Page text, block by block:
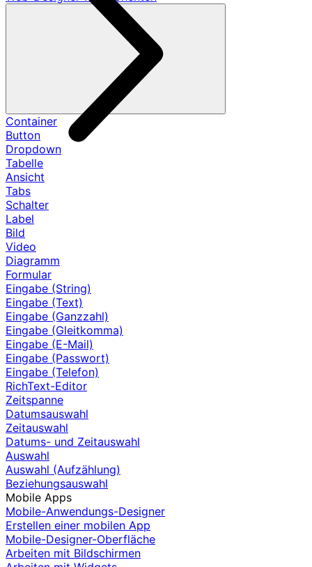
Container
Button
Dropdown
Tabelle
Ansicht
Tabs
Schalter
Label
Bild
Video
Diagramm
Formular
Eingabe (String)
Eingabe (Text)
Eingabe (Ganzzahl)
Eingabe (Gleitkomma)
Eingabe (E-Mail)
Eingabe (Passwort)
Eingabe (Telefon)
RichText-Editor
Zeitspanne
Datumsauswahl
Zeitauswahl
Datums- und Zeitauswahl
Auswahl
Auswahl (Aufzählung)
Beziehungsauswahl
Mobile Apps
Mobile-Anwendungs-Designer
Erstellen einer mobilen App
Mobile-Designer-Oberfläche
Arbeiten mit Bildschirmen